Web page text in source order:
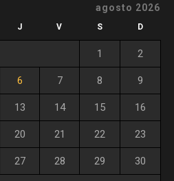
agosto 2026
J V S D
1 2
6 7 8 9
13 14 15 16
20 21 22 23
27 28 29 30